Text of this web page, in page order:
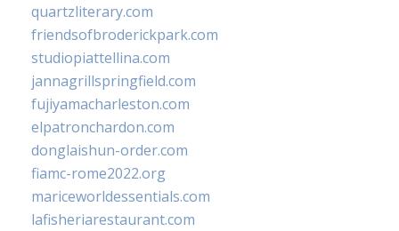
quartzliterary.com
friendsofbroderickpark.com
studiopiattellina.com
jannagrillspringfield.com
fujiyamacharleston.com
elpatronchardon.com
donglaishun-order.com
fiamc-rome2022.org
mariceworldessentials.com
lafisheriarestaurant.com